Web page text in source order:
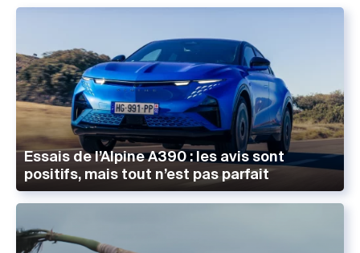
Essais de l’Alpine A390 : les avis sont
positifs, mais tout n’est pas parfait